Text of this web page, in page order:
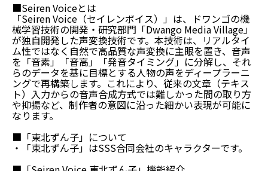
■Seiren Voiceとは
「Seiren Voice（セイレンボイス）」は、ドワンゴの機
械学習技術の開発・研究部門「Dwango Media Village」
が独自開発した声変換技術です。本技術は、リアルタイ
ム性ではなく自然で高品質な声変換に主眼を置き、音声
を「音素」「音高」「発音タイミング」に分解し、それ
らのデータを基に目標とする人物の声をディープラーニ
ングで再構築します。これにより、従来の文章（テキス
ト）入力からの音声合成方式では難しかった間の取り方
や抑揚など、制作者の意図に沿った細かい表現が可能に
なります。
■「東北ずん子」について
・「東北ずん子」はSSS合同会社のキャラクターです。